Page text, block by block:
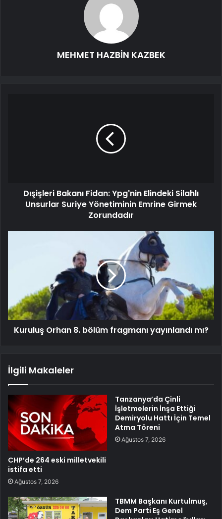
MEHMET HAZBİN KAZBEK
Dışişleri Bakanı Fidan: Ypg'nin Elindeki Silahlı
Unsurlar Suriye Yönetiminin Emrine Girmek
Zorundadır
Kuruluş Orhan 8. bölüm fragmanı yayınlandı mı?
İlgili Makaleler
CHP’de 264 eski milletvekili
istifa etti
Ağustos 7, 2026
Tanzanya’da Çinli
İşletmelerin İnşa Ettiği
Demiryolu Hattı İçin Temel
Atma Töreni
Ağustos 7, 2026
TBMM Başkanı Kurtulmuş,
Dem Parti Eş Genel